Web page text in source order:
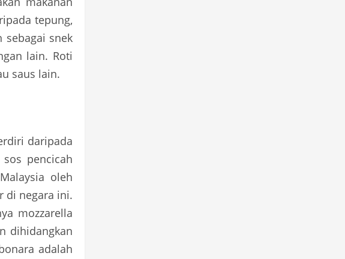
tepung,
sebagai snek
lain. Roti
saus lain.
daripada
pencicah
oleh
di negara ini.
mozzarella
dihidangkan
adalah